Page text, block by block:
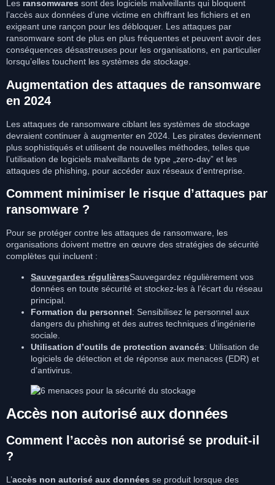
Les ransomwares sont des logiciels malveillants qui bloquent
l’accès aux données d’une victime en chiffrant les fichiers et en
exigeant une rançon pour les débloquer. Les attaques par
ransomware sont de plus en plus fréquentes et peuvent avoir des
conséquences désastreuses pour les organisations, en particulier
lorsqu’elles touchent les systèmes de stockage.
Augmentation des attaques de ransomware
en 2024
Les attaques de ransomware ciblant les systèmes de stockage
devraient continuer à augmenter en 2024. Les pirates deviennent
plus sophistiqués et utilisent de nouvelles méthodes, telles que
l’utilisation de logiciels malveillants de type „zero-day” et les
attaques de phishing, pour accéder aux réseaux d’entreprise.
Comment minimiser le risque d’attaques par
ransomware ?
Pour se protéger contre les attaques de ransomware, les
organisations doivent mettre en œuvre des stratégies de sécurité
complètes qui incluent :
Sauvegardes régulièresSauvegardez régulièrement vos
données en toute sécurité et stockez-les à l’écart du réseau
principal.
Formation du personnel: Sensibilisez le personnel aux
dangers du phishing et des autres techniques d’ingénierie
sociale.
Utilisation d’outils de protection avancés: Utilisation de
logiciels de détection et de réponse aux menaces (EDR) et
d’antivirus.
Accès non autorisé aux données
Comment l’accès non autorisé se produit-il
?
L’accès non autorisé aux données se produit lorsque des